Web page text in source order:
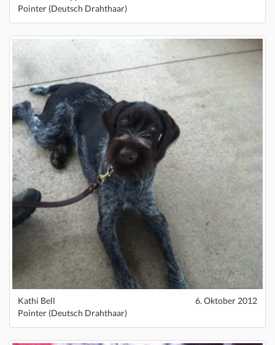
Pointer (Deutsch Drahthaar)
Kathi Bell
6. Oktober 2012
Pointer (Deutsch Drahthaar)